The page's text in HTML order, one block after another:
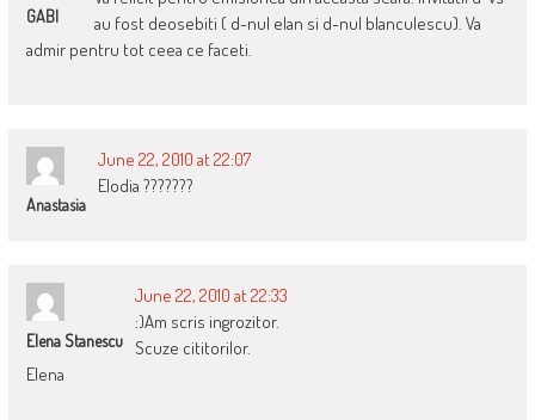
GABI
au fost deosebiti ( d-nul elan si d-nul blanculescu). Va
admir pentru tot ceea ce faceti.
Anastasia
June 22, 2010 at 22:07
Elodia ???????
Elena Stanescu
June 22, 2010 at 22:33
:)Am scris ingrozitor.
Scuze cititorilor.
Elena